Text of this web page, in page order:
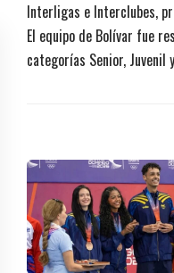
Interligas e Interclubes,
El equipo de Bolívar fue
categorías Senior,